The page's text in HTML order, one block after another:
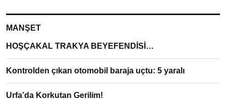
MANŞET
HOŞÇAKAL TRAKYA BEYEFENDİSİ…
Kontrolden çıkan otomobil baraja uçtu: 5 yaralı
Urfa’da Korkutan Gerilim!